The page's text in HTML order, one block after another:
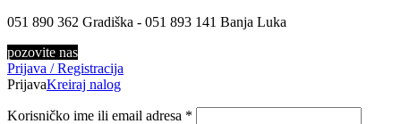
051 890 362 Gradiška - 051 893 141 Banja Luka
pozovite nas
Prijava / Registracija
PrijavaKreiraj nalog
Korisničko ime ili email adresa *